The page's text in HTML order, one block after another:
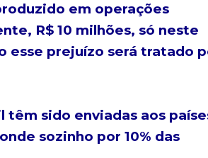
em operações
R$ 10 milhões, só neste
esse prejuízo será tratado
têm sido enviadas aos
sozinho por 10% das